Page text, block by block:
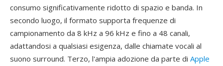
consumo significativamente ridotto di spazio e banda. In
secondo luogo, il formato supporta frequenze di
campionamento da 8 kHz a 96 kHz e fino a 48 canali,
adattandosi a qualsiasi esigenza, dalle chiamate vocali al
suono surround. Terzo, l'ampia adozione da parte di Apple